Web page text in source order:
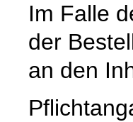
Im Falle
der
an den